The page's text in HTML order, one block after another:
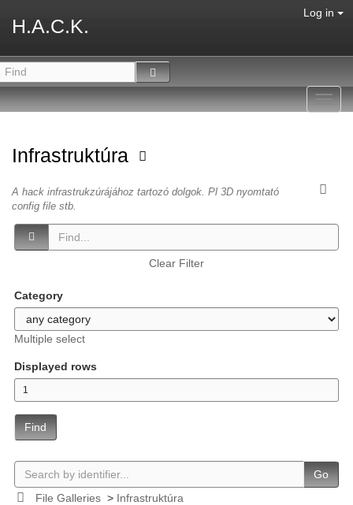
H.A.C.K.
Log in
Infrastruktúra
A hack infrastrukzúrájához tartozó dolgok. Pl 3D nyomtató
config file stb.
Clear Filter
Category
Multiple select
Displayed rows
Find
Go
File Galleries> Infrastruktúra